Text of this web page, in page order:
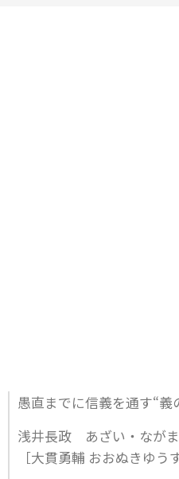
愚直までに信義を通す“義
浅井長政 あざい・なが
［大貫勇輔 おおぬきゆう